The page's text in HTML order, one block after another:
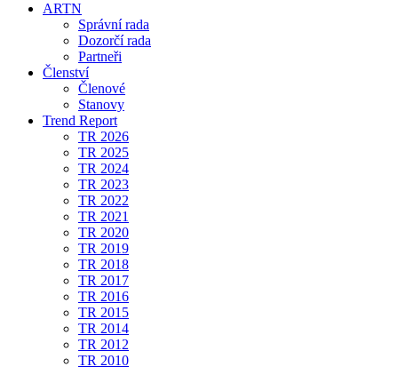
ARTN
Správní rada
Dozorčí rada
Partneři
Členství
Členové
Stanovy
Trend Report
TR 2026
TR 2025
TR 2024
TR 2023
TR 2022
TR 2021
TR 2020
TR 2019
TR 2018
TR 2017
TR 2016
TR 2015
TR 2014
TR 2012
TR 2010